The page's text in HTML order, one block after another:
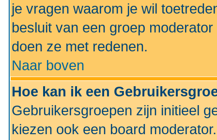
je vragen waarom je wil
besluit van een groep
doen ze met redenen.
Naar boven
Hoe kan ik een
Gebruikersgroepen zijn initieel
kiezen ook een board